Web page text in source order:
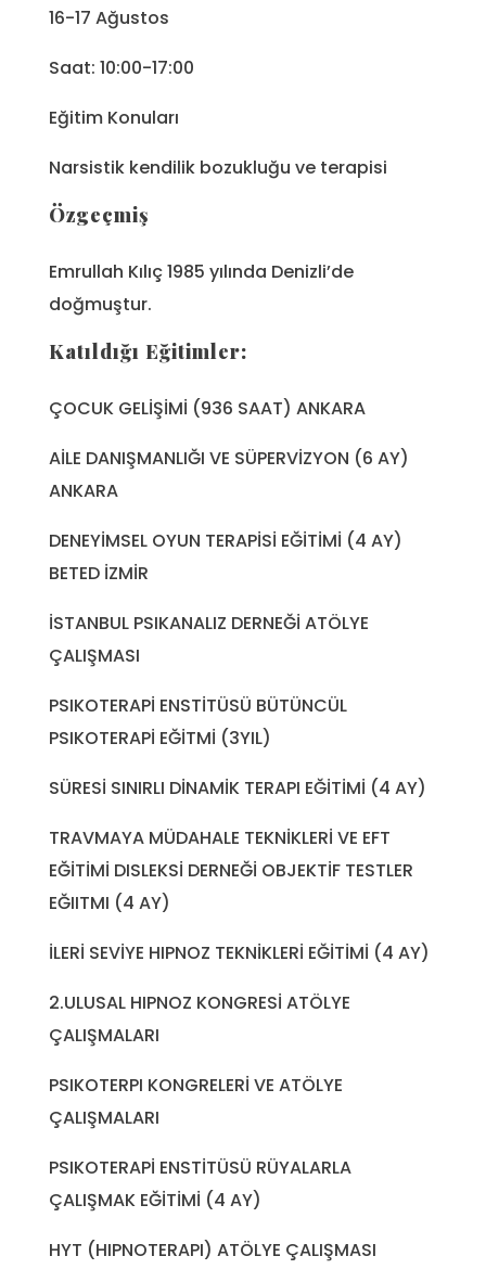
16-17 Ağustos
Saat: 10:00-17:00
Eğitim Konuları
Narsistik kendilik bozukluğu ve terapisi
Özgeçmiş
Emrullah Kılıç 1985 yılında Denizli’de
doğmuştur.
Katıldığı Eğitimler:
ÇOCUK GELİŞİMİ (936 SAAT) ANKARA
AİLE DANIŞMANLIĞI VE SÜPERVİZYON (6 AY)
ANKARA
DENEYİMSEL OYUN TERAPİSİ EĞİTİMİ (4 AY)
BETED İZMİR
İSTANBUL PSIKANALIZ DERNEĞİ ATÖLYE
ÇALIŞMASI
PSIKOTERAPİ ENSTİTÜSÜ BÜTÜNCÜL
PSIKOTERAPİ EĞİTMİ (3YIL)
SÜRESİ SINIRLI DİNAMİK TERAPI EĞİTİMİ (4 AY)
TRAVMAYA MÜDAHALE TEKNİKLERİ VE EFT
EĞİTİMİ DISLEKSİ DERNEĞİ OBJEKTİF TESTLER
EĞIITMI (4 AY)
İLERİ SEVİYE HIPNOZ TEKNİKLERİ EĞİTİMİ (4 AY)
2.ULUSAL HIPNOZ KONGRESİ ATÖLYE
ÇALIŞMALARI
PSIKOTERPI KONGRELERİ VE ATÖLYE
ÇALIŞMALARI
PSIKOTERAPİ ENSTİTÜSÜ RÜYALARLA
ÇALIŞMAK EĞİTİMİ (4 AY)
HYT (HIPNOTERAPI) ATÖLYE ÇALIŞMASI